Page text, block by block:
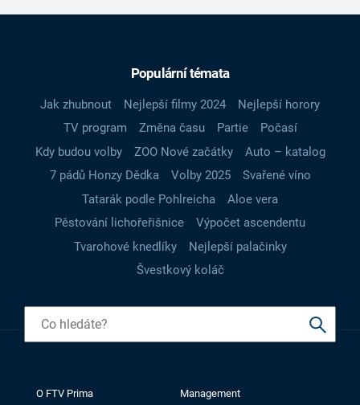
Populární témata
Jak zhubnout Nejlepší filmy 2024
Nejlepší horory
TV program
Změna času Partie
Počasí
Kdy budou volby
ZOO Nové začátky
Auto – katalog
7 pádů Honzy Dědka
Volby 2025
Svařené víno
Tatarák podle Pohlreicha
Aloe vera
Pěstování lichořeřišnice
Výpočet ascendentu
Tvarohové knedlíky
Nejlepší palačinky
Švestkový koláč
O FTV Prima
Management